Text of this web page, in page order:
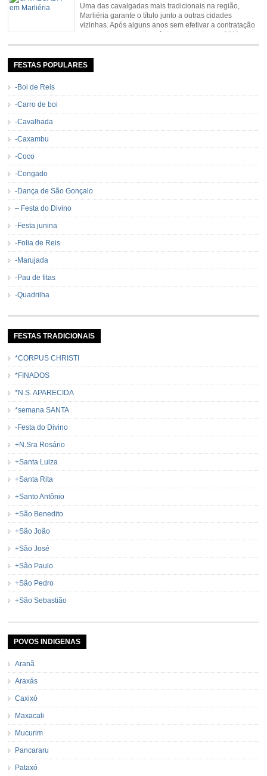
Uma das cavalgadas mais tradicionais na região,
Marliéria garante o título junto a outras cidades
vizinhas. Após alguns anos sem efetivar a contratação
de grandes nomes da música sertaneja, em 2011 a
Cavalgada de Marliéria voltou, e não deixou dúvidas de que sua tradição
de […]
FESTAS POPULARES
-Boi de Reis
-Carro de boi
-Cavalhada
-Caxambu
-Coco
-Congado
-Dança de São Gonçalo
– Festa do Divino
-Festa junina
-Folia de Reis
-Marujada
-Pau de fitas
-Quadrilha
FESTAS TRADICIONAIS
*CORPUS CHRISTI
*FINADOS
*N.S. APARECIDA
*semana SANTA
-Festa do Divino
+N.Sra Rosário
+Santa Luiza
+Santa Rita
+Santo Antônio
+São Benedito
+São João
+São José
+São Paulo
+São Pedro
+São Sebastião
POVOS INDIGENAS
Aranã
Araxás
Caxixó
Maxacali
Mucurim
Pancararu
Pataxó